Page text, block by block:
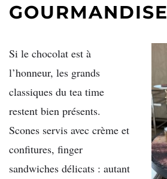
GOURMANDISE
Si le chocolat est à
l’honneur, les grands
classiques du tea time
restent bien présents.
Scones servis avec crème et
confitures, finger
sandwiches délicats : autant